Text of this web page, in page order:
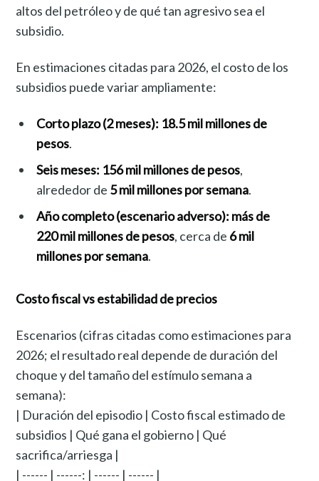
altos del petróleo y de qué tan agresivo sea el
subsidio.
En estimaciones citadas para 2026, el costo de los
subsidios puede variar ampliamente:
Corto plazo (2 meses): 18.5 mil millones de
pesos.
Seis meses: 156 mil millones de pesos,
alrededor de 5 mil millones por semana.
Año completo (escenario adverso): más de
220 mil millones de pesos, cerca de 6 mil
millones por semana.
Costo fiscal vs estabilidad de precios
Escenarios (cifras citadas como estimaciones para
2026; el resultado real depende de duración del
choque y del tamaño del estímulo semana a
semana):
| Duración del episodio | Costo fiscal estimado de
subsidios | Qué gana el gobierno | Qué
sacrifica/arriesga |
| ------ | ------: | ------ | ------ |